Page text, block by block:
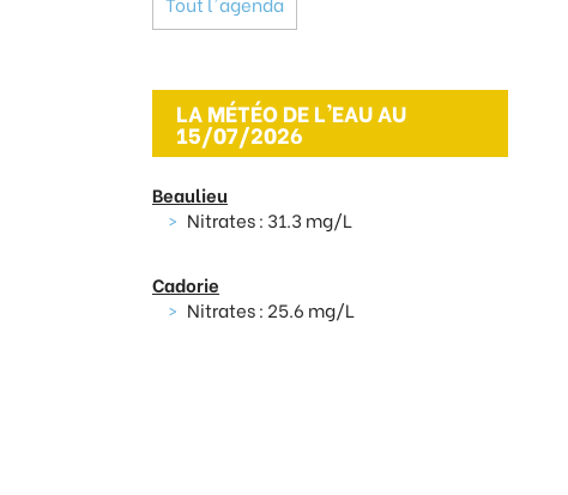
LA MÉTÉO DE L'EAU AU
15/07/2026
Beaulieu
Nitrates : 31.3 mg/L
Cadorie
Nitrates : 25.6 mg/L